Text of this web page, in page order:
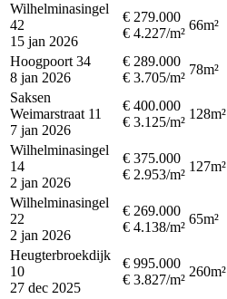
Wilhelminasingel
42
15 jan 2026
€ 279.000
€ 4.227/m²
66m²
Hoogpoort 34
8 jan 2026
€ 289.000
€ 3.705/m²
78m²
Saksen
Weimarstraat 11
7 jan 2026
€ 400.000
€ 3.125/m²
128m²
Wilhelminasingel
14
2 jan 2026
€ 375.000
€ 2.953/m²
127m²
Wilhelminasingel
22
2 jan 2026
€ 269.000
€ 4.138/m²
65m²
Heugterbroekdijk
10
27 dec 2025
€ 995.000
€ 3.827/m²
260m²